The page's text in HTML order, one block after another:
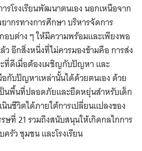
รโรงเรียนพัฒนาตนเอง นอกเหนือจาก
ากรทางการศึกษา บริหารจัดการ
อบต่าง ๆ ให้มีความพร้อมและเพียงพอ
ว อีกสิ่งหนึ่งที่ไม่ควรมองข้ามคือ การส่ง
ที่ดีเมื่อต้องเผชิญกับปัญหา และ
กับปัญหาเหล่านั้นได้ด้วยตนเอง ด้วย
ป็นพื้นที่ปลอดภัยและยืดหยุ่นสำหรับเด็ก
นินชีวิตได้ภายใต้การเปลี่ยนแปลงของ
ษที่ 21 รวมถึงสนับสนุนให้เกิดกลไกการ
รัว ชุมชน และโรงเรียน